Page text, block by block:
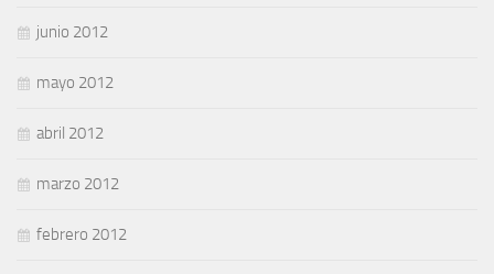
junio 2012
mayo 2012
abril 2012
marzo 2012
febrero 2012